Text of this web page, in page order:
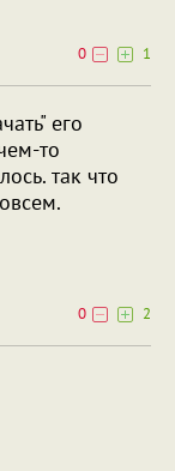
0
1
его
то
так что
0
2